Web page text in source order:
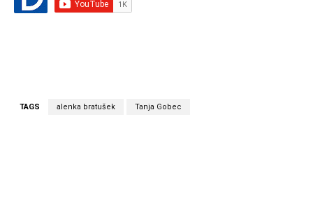
TAGS alenka bratušek Tanja Gobec